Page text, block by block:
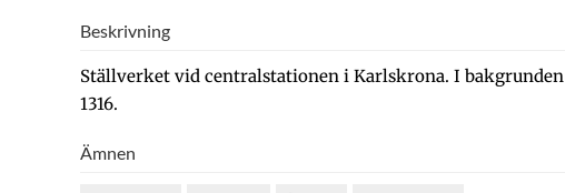
Beskrivning
Ställverket vid centralstationen i Karlskrona. I bakgrunden
1316.
Ämnen